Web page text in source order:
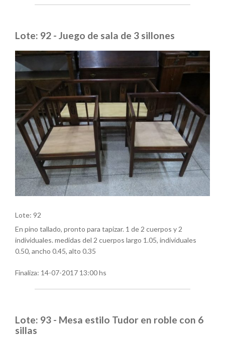
Lote: 92 - Juego de sala de 3 sillones
Lote: 92
En pino tallado, pronto para tapizar. 1 de 2 cuerpos y 2
individuales. medidas del 2 cuerpos largo 1.05, individuales
0.50, ancho 0.45, alto 0.35
Finaliza: 14-07-2017 13:00 hs
Lote: 93 - Mesa estilo Tudor en roble con 6
sillas